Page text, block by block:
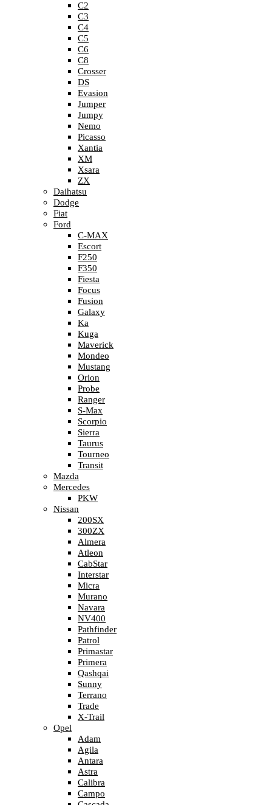
C2
C3
C4
C5
C6
C8
Crosser
DS
Evasion
Jumper
Jumpy
Nemo
Picasso
Xantia
XM
Xsara
ZX
Daihatsu
Dodge
Fiat
Ford
C-MAX
Escort
F250
F350
Fiesta
Focus
Fusion
Galaxy
Ka
Kuga
Maverick
Mondeo
Mustang
Orion
Probe
Ranger
S-Max
Scorpio
Sierra
Taurus
Tourneo
Transit
Mazda
Mercedes
PKW
Nissan
200SX
300ZX
Almera
Atleon
CabStar
Interstar
Micra
Murano
Navara
NV400
Pathfinder
Patrol
Primastar
Primera
Qashqai
Sunny
Terrano
Trade
X-Trail
Opel
Adam
Agila
Antara
Astra
Calibra
Campo